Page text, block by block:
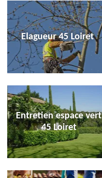
Elagueur 45 Loiret
Entretien espace vert
45 Loiret